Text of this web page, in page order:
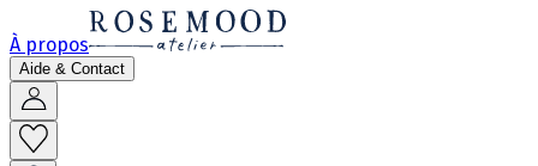
À propos
Aide & Contact